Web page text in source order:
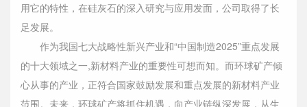
用它的特性，在硅灰石的深入研究与应用发面，公司取得了长
足发展。
作为我国七大战略性新兴产业和“中国制造2025”重点发展
的十大领域之一,新材料产业的重要性可想而知。而环球矿产倾
心从事的产业，正符合国家鼓励发展和重点发展的新材料产业
范围。未来，环球矿产将抓住机遇，向产业链纵深发展，从生